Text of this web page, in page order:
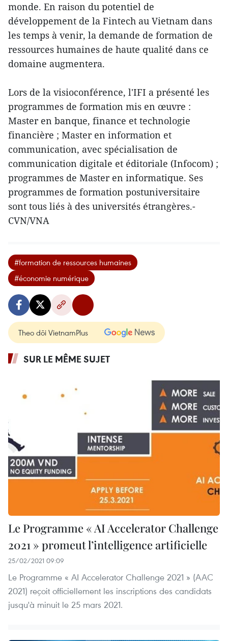
monde. En raison du potentiel de
développement de la Fintech au Vietnam dans
les temps à venir, la demande de formation de
ressources humaines de haute qualité dans ce
domaine augmentera.
Lors de la visioconférence, l'IFI a présenté les
programmes de formation mis en œuvre :
Master en banque, finance et technologie
financière ; Master en information et
communication, avec spécialisation de
communication digitale et éditoriale (Infocom) ;
programmes de Master en informatique. Ses
programmes de formation postuniversitaire
sont tous liés à des universités étrangères.-
CVN/VNA
#formation de ressources humaines
#économie numérique
Theo dõi VietnamPlus
SUR LE MÊME SUJET
Le Programme « AI Accelerator Challenge
2021 » promeut l’intelligence artificielle
25/02/2021 09:09
Le Programme « AI Accelerator Challenge 2021 » (AAC
2021) reçoit officiellement les inscriptions des candidats
jusqu'à minuit le 25 mars 2021.